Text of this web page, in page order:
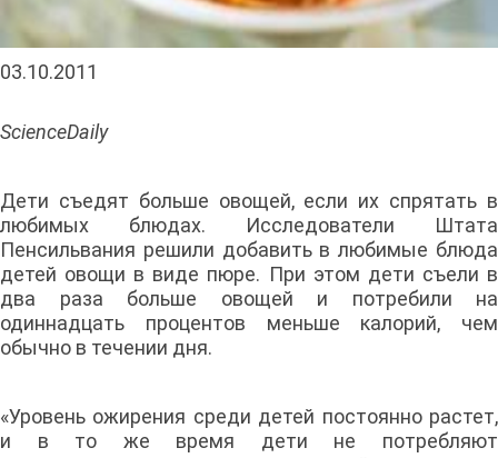
03.10.2011
ScienceDaily
Дети съедят больше овощей, если их спрятать в
любимых блюдах. Исследователи Штата
Пенсильвания решили добавить в любимые блюда
детей овощи в виде пюре. При этом дети съели в
два раза больше овощей и потребили на
одиннадцать процентов меньше калорий, чем
обычно в течении дня.
«Уровень ожирения среди детей постоянно растет,
и в то же время дети не потребляют